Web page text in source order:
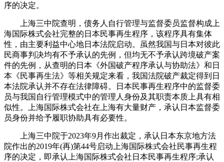
序的决定。
上海三中院查明，债务人自行管理与监督委员监督构成上
海国际株式会社完整的日本民事再生程序，该程序具有集体
性，由主要利益中心地日本法院启动。虽然我国与日本对彼此
民商事判决均有不予承认的先例，但均无不予承认跨境破产案
件的先例，从查明的日本《外国破产程序承认与协助法》和日
本《民事再生法》等相关规定来看，我国法院破产裁定得到日
本法院承认并不存在法律障碍。日本民事再生程序中的监督委
员与我国自行管理模式中的管理人身份及其职责本质上具有相
似性。上海国际株式会社在上海有大量财产，承认日本监督委
员身份并给予履职协助具有必要性。
上海三中院于2023年9月作出裁定，承认日本东京地方法
院作出的2019年(再)第44号启动上海国际株式会社民事再生程
序的决定，即承认上海国际株式会社日本民事再生程序;承认